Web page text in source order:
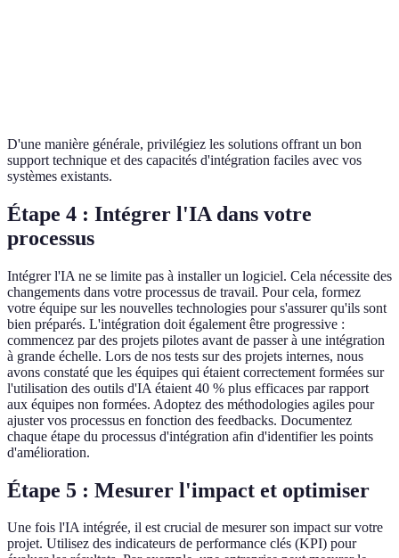
D'une manière générale, privilégiez les solutions offrant un bon
support technique et des capacités d'intégration faciles avec vos
systèmes existants.
Étape 4 : Intégrer l'IA dans votre
processus
Intégrer l'IA ne se limite pas à installer un logiciel. Cela nécessite des
changements dans votre processus de travail. Pour cela, formez
votre équipe sur les nouvelles technologies pour s'assurer qu'ils sont
bien préparés. L'intégration doit également être progressive :
commencez par des projets pilotes avant de passer à une intégration
à grande échelle. Lors de nos tests sur des projets internes, nous
avons constaté que les équipes qui étaient correctement formées sur
l'utilisation des outils d'IA étaient 40 % plus efficaces par rapport
aux équipes non formées. Adoptez des méthodologies agiles pour
ajuster vos processus en fonction des feedbacks. Documentez
chaque étape du processus d'intégration afin d'identifier les points
d'amélioration.
Étape 5 : Mesurer l'impact et optimiser
Une fois l'IA intégrée, il est crucial de mesurer son impact sur votre
projet. Utilisez des indicateurs de performance clés (KPI) pour